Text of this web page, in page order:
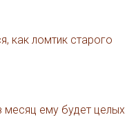
как ломтик старого
месяц ему будет целых